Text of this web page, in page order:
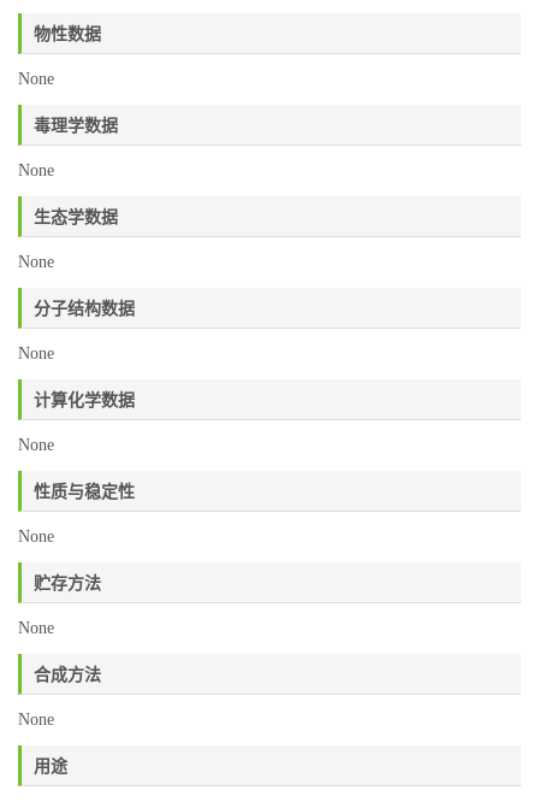
物性数据
None
毒理学数据
None
生态学数据
None
分子结构数据
None
计算化学数据
None
性质与稳定性
None
贮存方法
None
合成方法
None
用途